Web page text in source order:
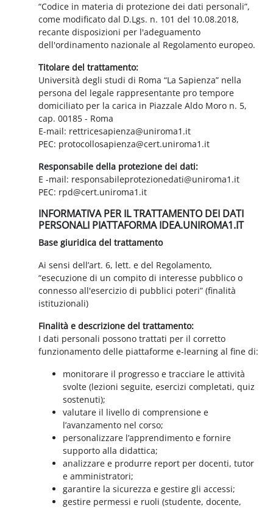
“Codice in materia di protezione dei dati personali”,
come modificato dal D.Lgs. n. 101 del 10.08.2018,
recante disposizioni per l'adeguamento
dell'ordinamento nazionale al Regolamento europeo.
Titolare del trattamento:
Università degli studi di Roma “La Sapienza” nella
persona del legale rappresentante pro tempore
domiciliato per la carica in Piazzale Aldo Moro n. 5,
cap. 00185 - Roma
E-mail: rettricesapienza@uniroma1.it
PEC: protocollosapienza@cert.uniroma1.it
Responsabile della protezione dei dati:
E -mail: responsabileprotezionedati@uniroma1.it
PEC: rpd@cert.uniroma1.it
INFORMATIVA PER IL TRATTAMENTO DEI DATI
PERSONALI PIATTAFORMA IDEA.UNIROMA1.IT
Base giuridica del trattamento
Ai sensi dell’art. 6, lett. e del Regolamento,
“esecuzione di un compito di interesse pubblico o
connesso all'esercizio di pubblici poteri” (finalità
istituzionali)
Finalità e descrizione del trattamento:
I dati personali possono trattati per il corretto
funzionamento delle piattaforme e-learning al fine di:
monitorare il progresso e tracciare le attività
svolte (lezioni seguite, esercizi completati, quiz
sostenuti);
valutare il livello di comprensione e
l’avanzamento nel corso;
personalizzare l’apprendimento e fornire
supporto alla didattica;
analizzare e produrre report per docenti, tutor
e amministratori;
garantire la sicurezza e gestire gli accessi;
gestire permessi e ruoli (studente, docente,